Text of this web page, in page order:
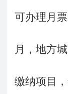
可办理月
月，地方
缴纳项目